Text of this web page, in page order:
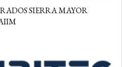
SIERRA MAYOR